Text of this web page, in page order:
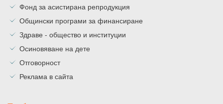
Фонд за асистирана репродукция
Общински програми за финансиране
Здраве - общество и институции
Осиновяване на дете
Отговорност
Реклама в сайта